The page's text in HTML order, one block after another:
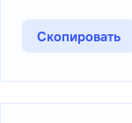
Скопировать